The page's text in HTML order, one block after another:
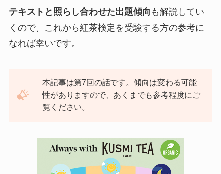
テキストと照らし合わせた出題傾向 も解説してい
くので、これから紅茶検定を受験する方の参考に
なれば幸いです。
本記事は第7回の話です。傾向は変わる可能
性がありますので、あくまでも参考程度にご
覧ください。